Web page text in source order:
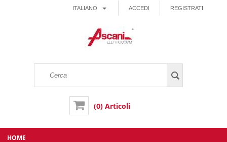
ACCEDI REGISTRATI
ITALIANO
(0) Articoli
HOME